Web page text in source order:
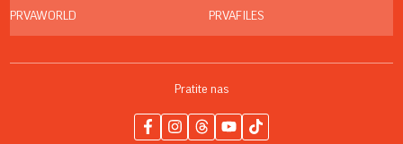
PRVAWORLD PRVAFILES
Pratite nas